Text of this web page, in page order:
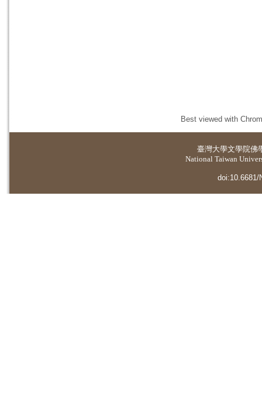
Best viewed with
臺灣大學文學院佛
National Taiwan
doi:10.6681/